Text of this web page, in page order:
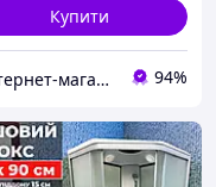
Купити
Интернет-магазин Строй Дом 94%